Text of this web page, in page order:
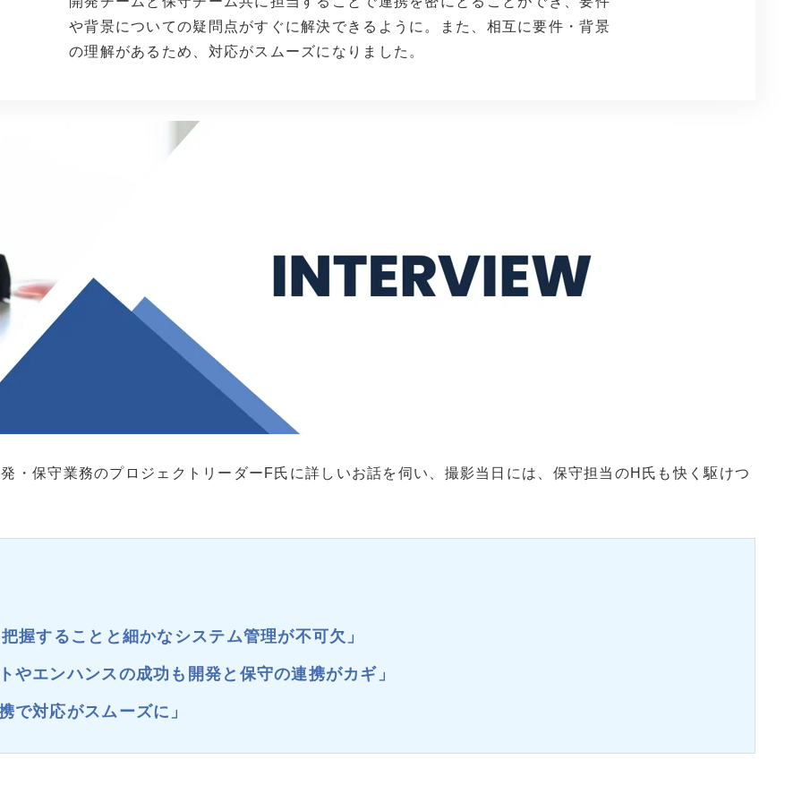
や背景についての疑問点がすぐに解決できるように。また、相互に要件・背景
の理解があるため、対応がスムーズになりました。
・保守業務のプロジェクトリーダーF氏に詳しいお話を伺い、撮影当日には、保守担当のH氏も快く駆けつ
握することと細かなシステム管理が不可欠」
やエンハンスの成功も開発と保守の連携がカギ」
で対応がスムーズに」